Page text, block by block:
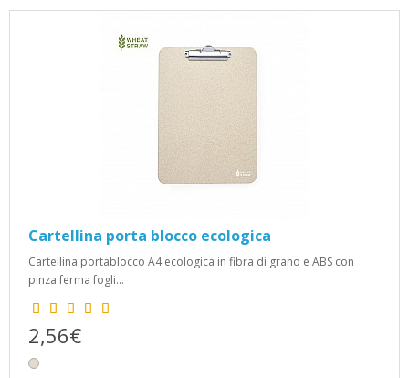
Cartellina porta blocco ecologica
Cartellina portablocco A4 ecologica in fibra di grano e ABS con
pinza ferma fogli...
2,56€